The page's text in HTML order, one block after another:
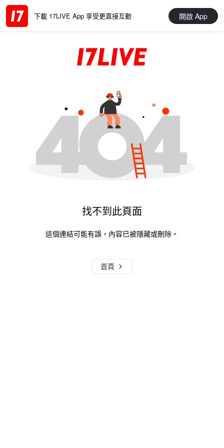
下載 17LIVE App 享受更直接互動 開啟 App
找不到此頁面
這個連結可能有誤，內容已被隱藏或刪除。
首頁